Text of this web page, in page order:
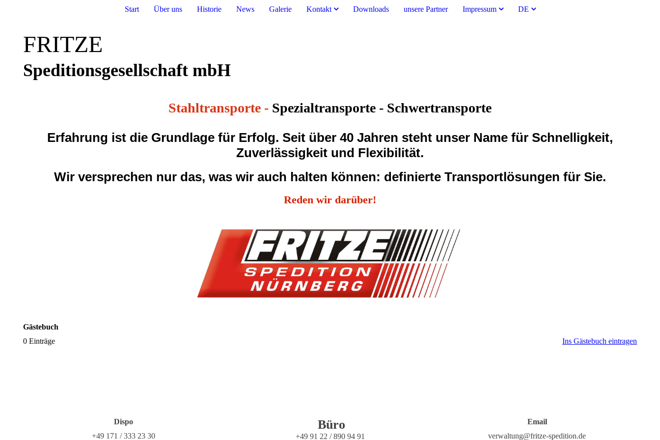
Start Über uns Historie News Galerie Kontakt Downloads unsere Partner Impressum DE
FRITZE
Speditionsgesellschaft mbH
Stahltransporte - Spezialtransporte - Schwertransporte
Erfahrung ist die Grundlage für Erfolg. Seit über 40 Jahren steht unser Name für Schnelligkeit,
Zuverlässigkeit und Flexibilität.
Wir versprechen nur das, was wir auch halten können: definierte Transportlösungen für Sie.
Reden wir darüber!
Gästebuch
0 Einträge
Ins Gästebuch eintragen
Dispo
+49 171 / 333 23 30
Büro
+49 91 22 / 890 94 91
Email
verwaltung@fritze-spedition.de